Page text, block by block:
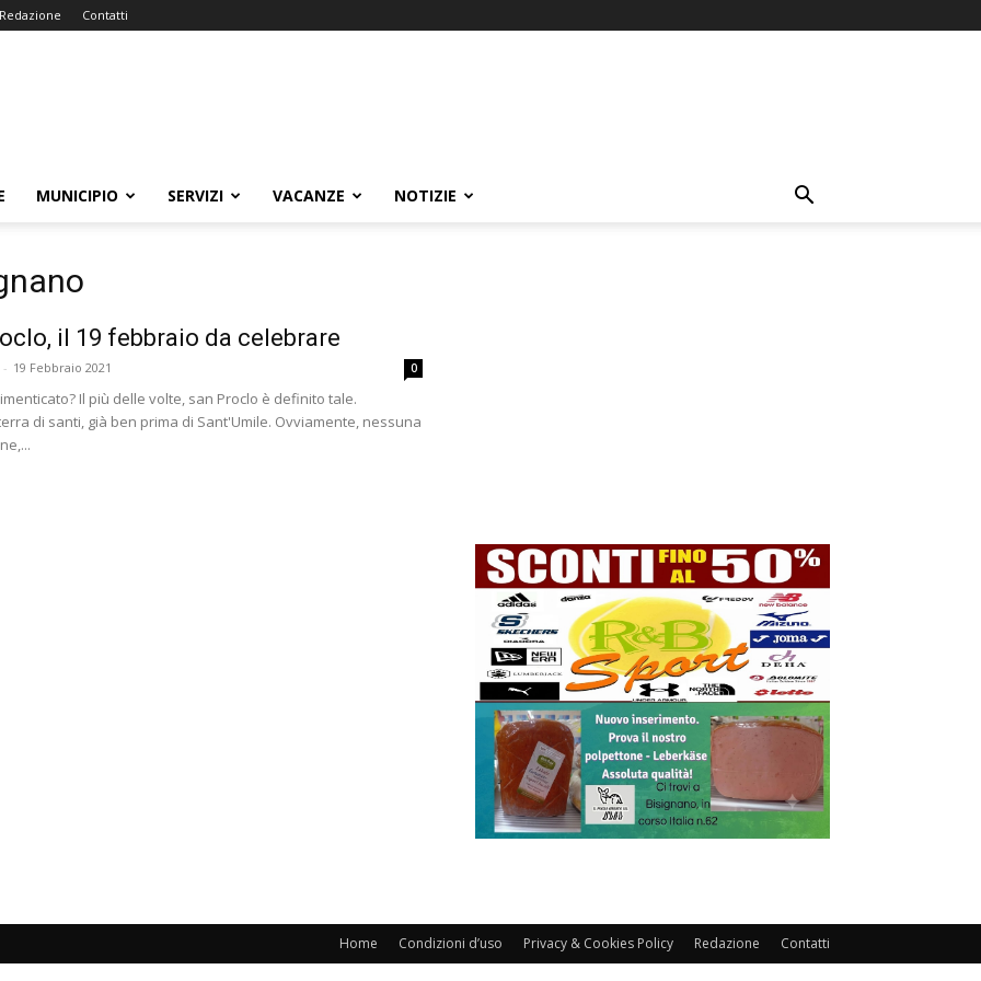
Redazione Contatti
MUNICIPIO SERVIZI VACANZE NOTIZIE
il 19 febbraio da celebrare
- 19 Febbraio 2021 0
Il più delle volte, san Proclo è definito tale.
di santi, già ben prima di Sant'Umile. Ovviamente, nessuna
Home Condizioni d’uso Privacy & Cookies Policy Redazione Contatti